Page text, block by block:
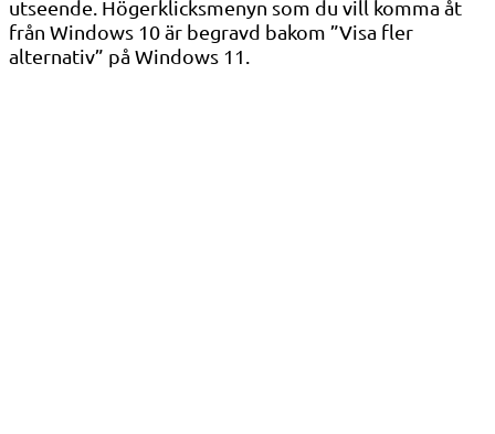
utseende. Högerklicksmenyn som du vill komma åt
från Windows 10 är begravd bakom ”Visa fler
alternativ” på Windows 11.